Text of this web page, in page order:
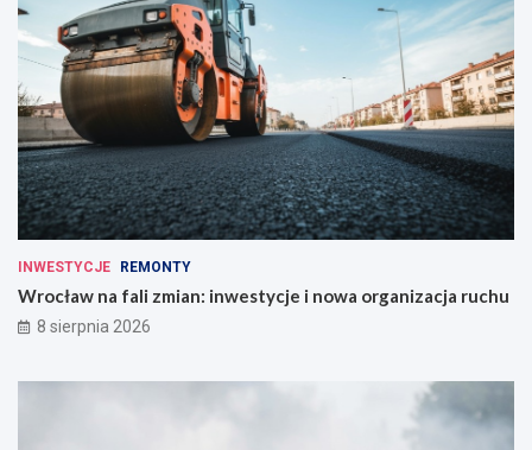
INWESTYCJE REMONTY
Wrocław na fali zmian: inwestycje i nowa organizacja ruchu
8 sierpnia 2026